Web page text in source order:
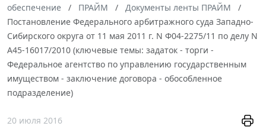
обеспечение
ПРАЙМ
Документы ленты ПРАЙМ
Постановление Федерального арбитражного суда Западно-
Сибирского округа от 11 мая 2011 г. N Ф04-2275/11 по делу N
А45-16017/2010 (ключевые темы: задаток - торги -
Федеральное агентство по управлению государственным
имуществом - заключение договора - обособленное
подразделение)
20 июля 2016